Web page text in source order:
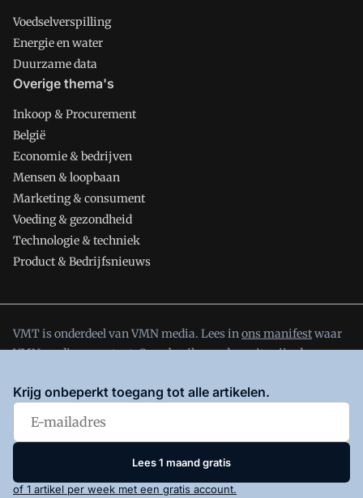
Voedselverspilling
Energie en water
Duurzame data
Overige thema's
Inkoop & Procurement
België
Economie & bedrijven
Mensen & loopbaan
Marketing & consument
Voeding & gezondheid
Technologie & techniek
Product & Bedrijfsnieuws
VMT is onderdeel van VMN media. Lees inons manifestwaar
VMN media voor staat. Op gebruik van deze site zijn de
enPrivacy en Cookie beleid|Privacy instellingen
Krijg onbeperkt toegang tot alle artikelen.
Lees 1 maand gratis
of 1 artikel per week met een gratis account.